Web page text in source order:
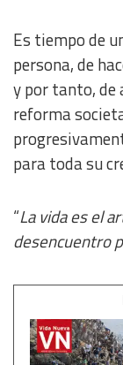
Es tiempo de
persona, de
y por tanto, de
reforma
para toda su
“La vida es el
desencuentro